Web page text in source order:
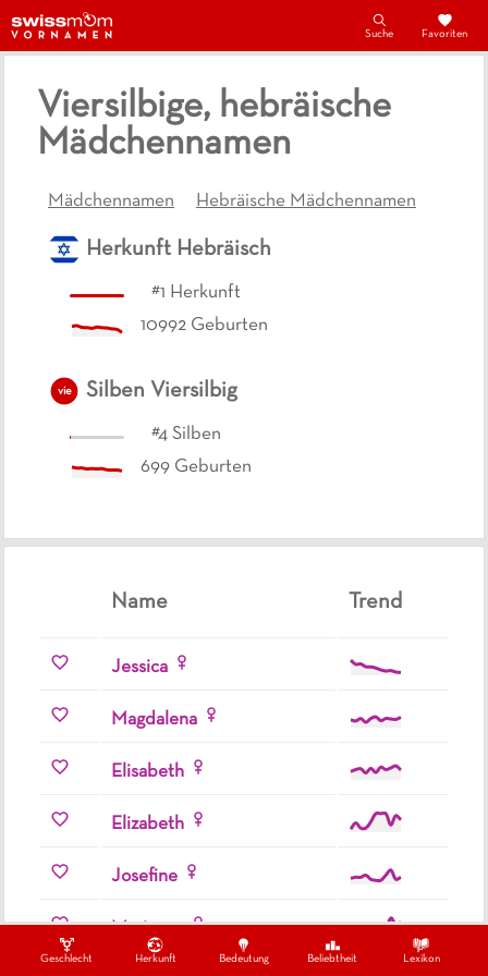
Geschlecht Herkunft Bedeutung Beliebtheit Lexikon
Suche Favoriten
Viersilbige, hebräische
Mädchennamen
Mädchennamen Hebräische Mädchennamen
Herkunft Hebräisch
#1 Herkunft
10992 Geburten
vie Silben Viersilbig
#4 Silben
699 Geburten
Name Trend
Jessica
Magdalena
Elisabeth
Elizabeth
Josefine
Marianna